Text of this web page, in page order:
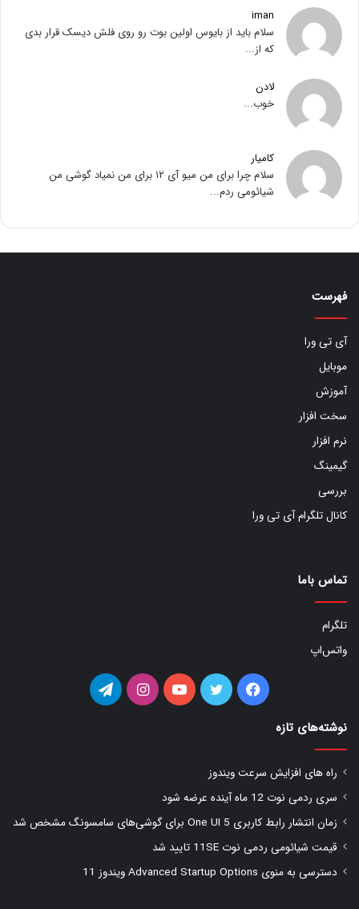
iman
سلام باید از بایوس اولین بوت رو روی فلش دیسک قرار بدی
که از...
لادن
خوب...
کامیار
سلام چرا برای من میو آی ۱۲ برای من نمیاد گوشی من
شیائومی ردم...
فهرست
آی تی ورا
موبایل
آموزش
سخت افزار
نرم افزار
گیمینگ
بررسی
کانال تلگرام آی تی ورا
تماس باما
تلگرام
واتس‌اپ
فیس توییتر یوتیوب اینستاگرامتلگرام
نوشته‌های تازه
راه های افزایش سرعت ویندوز
سری ردمی نوت 12 ماه آینده عرضه شود
زمان انتشار رابط کاربری One UI 5 برای گوشی‌های سامسونگ مشخص شد
قیمت شیائومی ردمی نوت 11SE تایید شد
دسترسی به منوی Advanced Startup Options ویندوز 11